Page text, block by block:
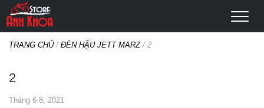
TRANG CHỦ/ ĐÈN HẬU JETT MARZ/ 2
2
Tháng 6 8, 2021